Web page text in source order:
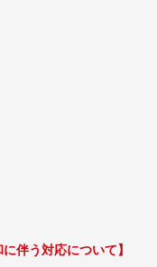
伴う対応について】